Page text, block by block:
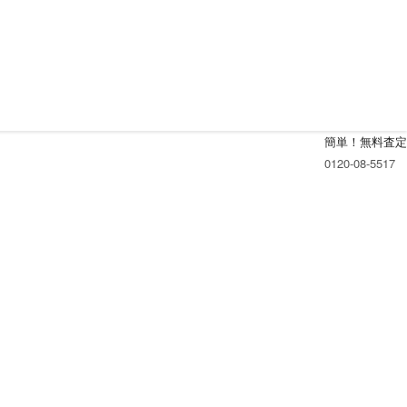
簡単！無料査定
0120-08-5517